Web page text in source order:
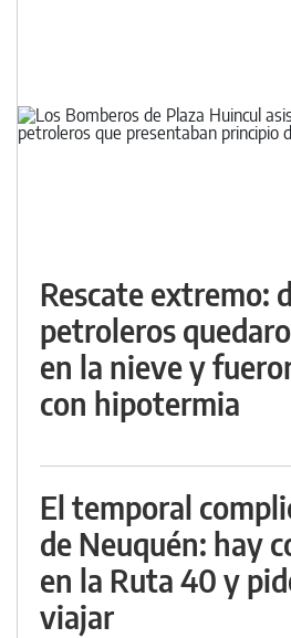
Rescate extremo:
petroleros
en la nieve y
con hipotermia
El temporal
de Neuquén: hay
en la Ruta 40 y
viajar